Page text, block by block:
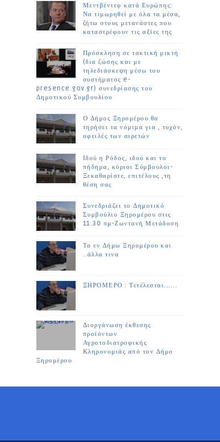
Μεντβέντεφ κατά Ευρώπης:
Να τιμωρηθεί με όλα τα μέσα,
ζήτω στους μετανάστες που
καταστρέφουν τις αξίες της
Πρόσκληση σε τακτική μικτή
(δια ζώσης και με
τηλεδιάσκεψη μέσω του
συστήματος e-
presence.gov.gr) συνεδρίασης του
Δημοτικού Συμβουλίου
Ο Δήμος Ξηρομέρου θα
τηρήσει τα νόμιμα για , τυχόν,
οφειλές των αιρετών
Ιδού η Ρόδος, ιδού και το
πήδημα, κύριοι Σύμβουλοι-
Ξεκαθαρίστε, επιτέλους ,τη
θέση σας
Συνεδριάζει το Δημοτικό
Συμβούλιο Ξηρομέρου στις
11.30 πμ-Ζωντανή Μετάδοση
Τα εν Δήμω Ξηρομέρου και
..άλλα τινα
ΞΗΡΟΜΕΡΟ : Τετέλεσται......
Διοργάνωση έκθεσης
προϊόντων
Αγροτοδιατροφικής
Κληρονομιάς από τον Δήμο
Ξηρομέρου